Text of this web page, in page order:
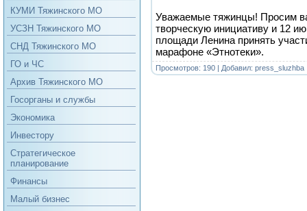
КУМИ Тяжинского МО
УСЗН Тяжинского МО
СНД Тяжинского МО
ГО и ЧС
Архив Тяжинского МО
Госорганы и службы
Экономика
Инвестору
Стратегическое
планирование
Финансы
Малый бизнес
Уважаемые тяжинцы! Просим
творческую инициативу и 12
площади Ленина принять
марафоне «Этнотеки».
Просмотров: 190 | Добавил: press_sluzhba